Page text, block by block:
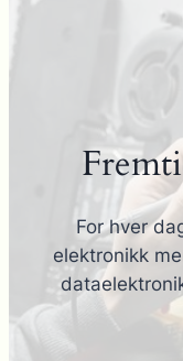
For hver
elektronikk